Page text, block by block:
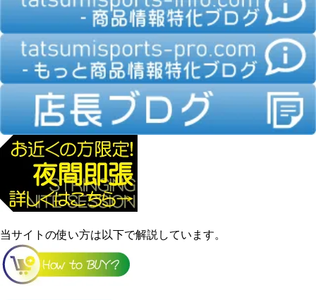
当サイトの使い方は以下で解説しています。